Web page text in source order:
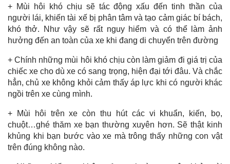
+ Mùi hôi khó chịu sẽ tác động xấu đến tinh thần của
người lái, khiến tài xế bị phân tâm và tạo cảm giác bí bách,
khó thở. Như vậy sẽ rất nguy hiểm và có thể làm ảnh
hưởng đến an toàn của xe khi đang di chuyển trên đường
+ Chính những mùi hôi khó chịu còn làm giảm đi giá trị của
chiếc xe cho dù xe có sang trọng, hiện đại tới đâu. Và chắc
hẳn, chủ xe không khỏi cảm thấy áp lực khi có người khác
ngồi trên xe cùng mình.
+ Mùi hôi trên xe còn thu hút các vi khuẩn, kiến, bọ,
chuột…ghé thăm xe bạn thường xuyên hơn. Sẽ thật kinh
khủng khi bạn bước vào xe mà trông thấy những con vật
trên đúng không nào.